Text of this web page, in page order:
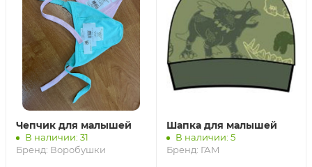
Чепчик для малышей
В наличии: 31
Бренд: Воробушки
Шапка для малышей
В наличии: 5
Бренд: ГАМ